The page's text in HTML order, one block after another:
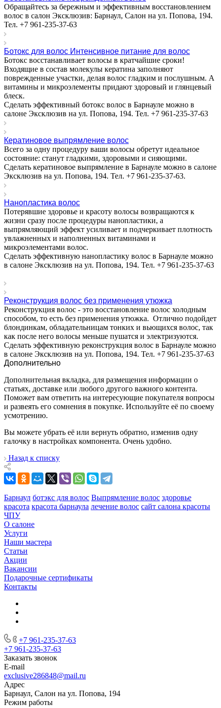
Обращайтесь за бережным и эффективным восстановлением
волос в салон Эксклюзив: Барнаул, Салон на ул. Попова, 194.
Тел. +7 961-235-37-63
Бoтокс для волос Интенсивное питание для волос
Ботокс восстанавливает волосы в кратчайшие сроки!
Входящие в состав молекулы кератина заполняют
поврежденные участки, делая волос гладким и послушным. А
витамины и микроэлементы придают здоровый и глянцевый
блеск.
Сделать эффективный ботокс волос в Барнауле можно в
салоне Эксклюзив на ул. Попова, 194. Тел. +7 961-235-37-63
Кератиновое выпрямление волос
Всего за одну процедуру ваши волосы обретут идеальное
состояние: станут гладкими, здоровыми и сияющими.
Сделать кератиновое выпрямление в Барнауле можно в салоне
Эксклюзив на ул. Попова, 194. Тел. +7 961-235-37-63.
Нанопластика волос
Потерявшие здоровье и красоту волосы возвращаются к
жизни сразу после процедуры нанопластики, а
выпрямляющий эффект усиливает и подчеркивает плотность
увлажненных и наполненных витаминами и
микроэлементами волос.
Сделать эффективную нанопластику волос в Барнауле можно
в салоне Эксклюзив на ул. Попова, 194. Тел. +7 961-235-37-63
Реконструкция волос без применения утюжка
Реконструкция волос - это восстановление волос холодным
способом, то есть без применения утюжка. Отлично подойдет
блондинкам, обладательницам тонких и вьющихся волос, так
как после него волосы меньше пушатся и электризуются.
Сделать эффективную реконструкция волос в Барнауле можно
в салоне Эксклюзив на ул. Попова, 194. Тел. +7 961-235-37-63
Дополнительно
Дополнительная вкладка, для размещения информации о
статьях, доставке или любого другого важного контента.
Поможет вам ответить на интересующие покупателя вопросы
и развеять его сомнения в покупке. Используйте её по своему
усмотрению.
Вы можете убрать её или вернуть обратно, изменив одну
галочку в настройках компонента. Очень удобно.
Назад к списку
Барнаул ботэкс для волос Выпрямление волос здоровье
красота красота барнаула лечение волос сайт салона красоты
ЧПУ
О салоне
Услуги
Наши мастера
Статьи
Акции
Вакансии
Подарочные сертификаты
Контакты
+7 961-235-37-63
+7 961-235-37-63
Заказать звонок
E-mail
exclusive286848@mail.ru
Адрес
Барнаул, Салон на ул. Попова, 194
Режим работы